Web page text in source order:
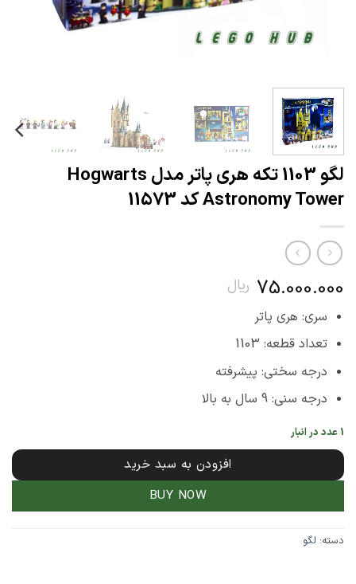
لگو 1103 تکه هری پاتر مدل Hogwarts
Astronomy Tower کد 11573
75.000.000 ریال
سری: هری پاتر
تعداد قطعه: 1103
درجه سختی: پیشرفته
درجه سنی: 9 سال به بالا
افزودن به سبد خرید
BUY NOW
دسته:لگو